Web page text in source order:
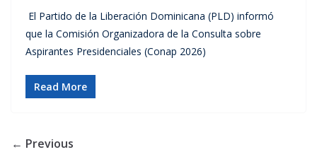
El Partido de la Liberación Dominicana (PLD) informó
que la Comisión Organizadora de la Consulta sobre
Aspirantes Presidenciales (Conap 2026)
Read More
← Previous